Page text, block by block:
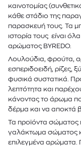
καινοτομίας
κάθε στάδιο της
παρασκευή τους. Τα
ιστορία τους είναι
αρώματος BYREDO.
Λουλούδια, φρούτα,
εσπεριδοειδή, ρίζες,
φυσικά συστατικά.
λεπτότητα και
κάνοντας το άρωμα
δέρμα και να αποκτά
Τα προϊόντα σώματος
γαλάκτωμα σώματος
επιλεγμένα